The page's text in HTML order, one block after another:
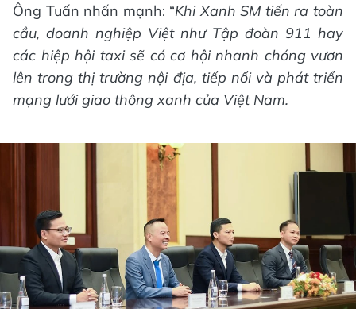
Ông Tuấn nhấn mạnh: “Khi Xanh SM tiến ratoàn
cầu, doanh nghiệp Việt như Tập đoàn 911 hay
các hiệp hội taxi sẽ có cơ hội nhanh chóng vươn
lên trong thị trường nội địa, tiếp nối và phát triển
mạng lưới giao thông xanh của Việt Nam.